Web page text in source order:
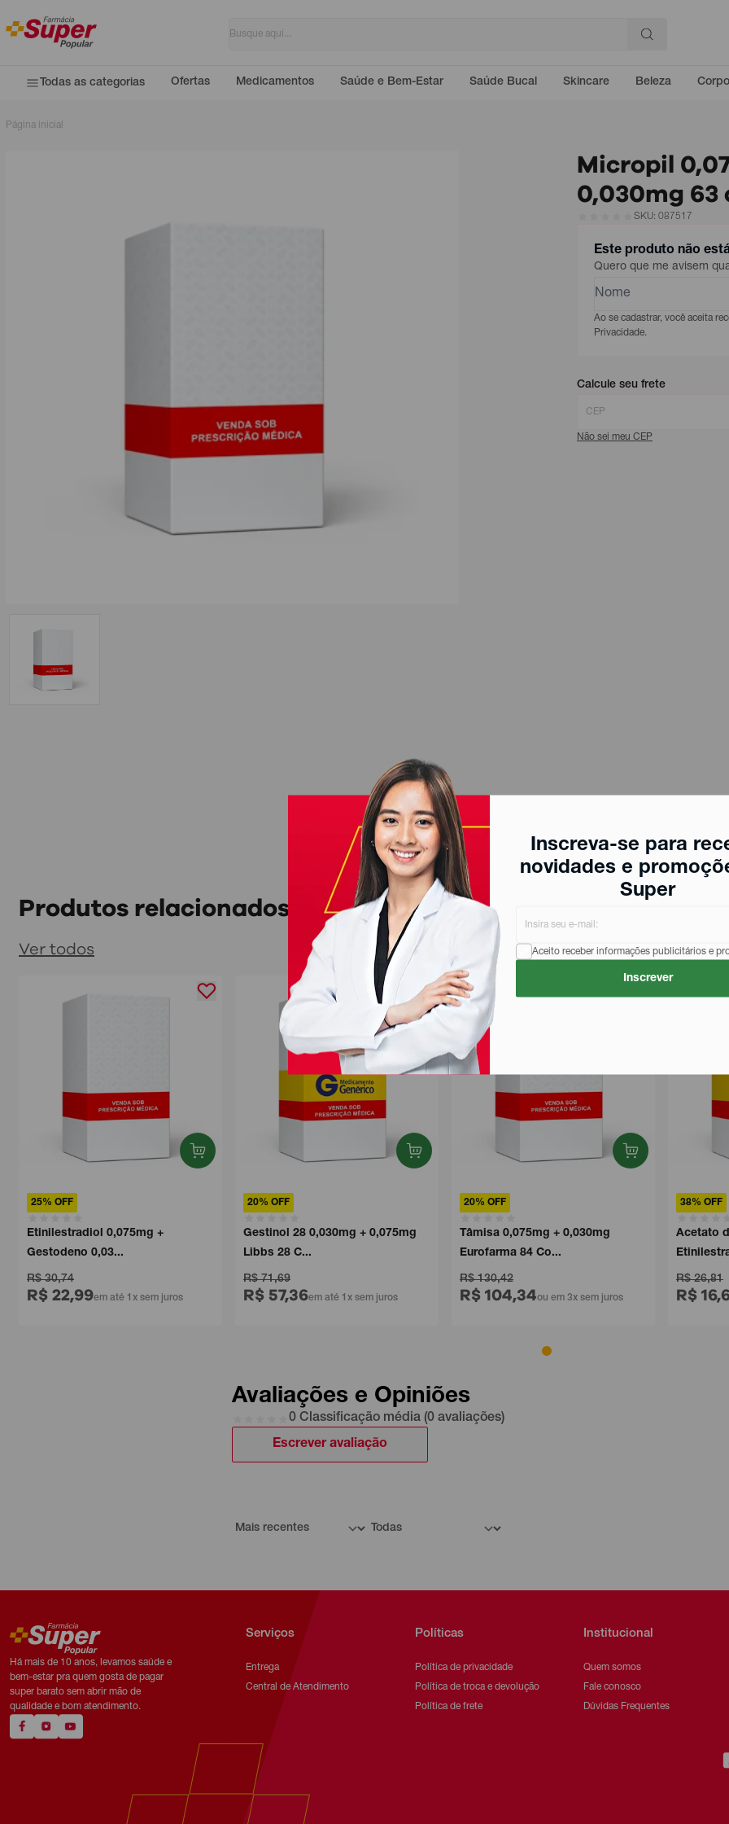
Inscreva-se para
novidades e
Super
Aceito receber informações publicitários e
Inscrever
Todas as categorias Ofertas Medicamentos Saúde e Bem-Estar Saúde Bucal Skincare Beleza Corpo
Página inicial
Micropil
0,030mg 63
SKU: 087517
Este produto não
Quero que me avisem
Ao se cadastrar, você aceita
Privacidade.
Calcule seu frete
Não sei meu CEP
Produtos relacionados
Ver todos
25% OFF
Etinilestradiol 0,075mg +
Gestodeno 0,03...
R$ 30,74
R$ 22,99em até 1x sem juros
20% OFF
Gestinol 28 0,030mg + 0,075mg
Libbs 28 C...
R$ 71,69
R$ 57,36em até 1x sem juros
20% OFF
Tâmisa 0,075mg + 0,030mg
Eurofarma 84 Co...
R$ 130,42
R$ 104,34ou em 3x sem juros
38% OFF
Acetato
R$ 26,81
R$ 16,62
Avaliações e Opiniões
0 Classificação média (0 avaliações)
Escrever avaliação
Há mais de 10 anos, levamos saúde e
bem-estar pra quem gosta de pagar
super barato sem abrir mão de
qualidade e bom atendimento.
Serviços
Entrega
Central de Atendimento
Políticas
Política de privacidade
Política de troca e devolução
Política de frete
Institucional
Quem somos
Fale conosco
Dúvidas Frequentes